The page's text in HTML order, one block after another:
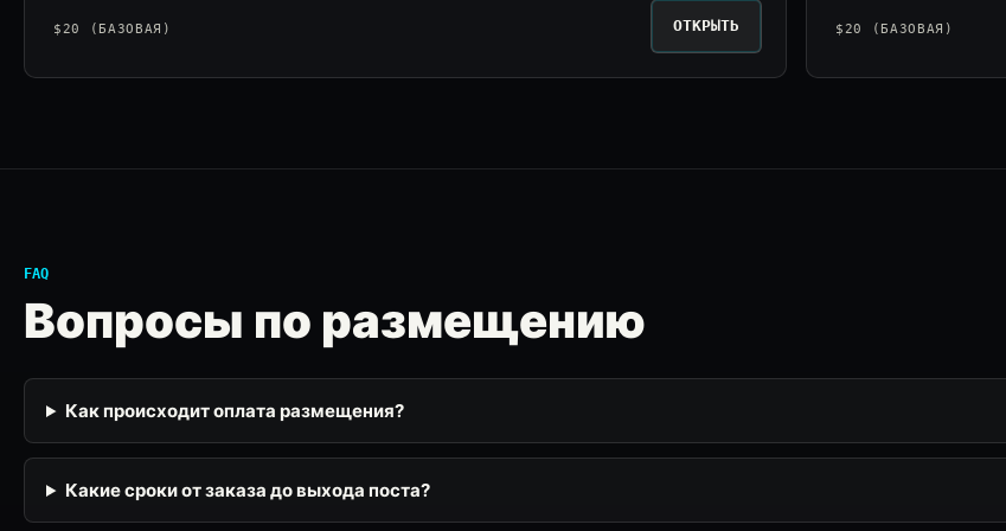
$20 (БАЗОВАЯ) ОТКРЫТЬ $20 (БАЗОВАЯ)
FAQ
Вопросы по размещению
Как происходит оплата размещения?
Какие сроки от заказа до выхода поста?